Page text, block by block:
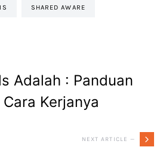
SHARED AWARE
Adalah : Panduan
Kerjanya
NEXT ARTICLE —